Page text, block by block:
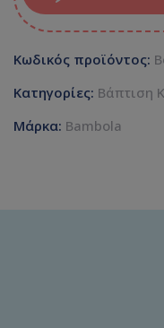
Κωδικός προϊόντος:
Κατηγορίες: Βάπτιση
Μάρκα: Bambola